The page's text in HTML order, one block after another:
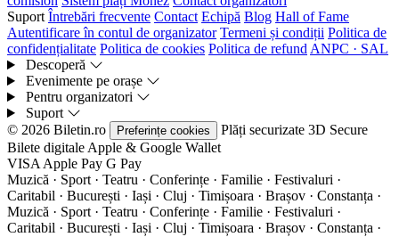
Suport Întrebări frecvente Contact Echipă Blog Hall of Fame
Autentificare în contul de organizator Termeni și condiții Politica de
confidențialitate Politica de cookies Politica de refund ANPC · SAL
Descoperă
Evenimente pe orașe
Pentru organizatori
Suport
© 2026 Biletin.ro
Preferințe cookies Plăți securizate 3D Secure
Bilete digitale Apple & Google Wallet
VISA Apple Pay G Pay
Muzică · Sport · Teatru · Conferințe · Familie · Festivaluri ·
Caritabil · București · Iași · Cluj · Timișoara · Brașov · Constanța ·
Muzică · Sport · Teatru · Conferințe · Familie · Festivaluri ·
Caritabil · București · Iași · Cluj · Timișoara · Brașov · Constanța ·